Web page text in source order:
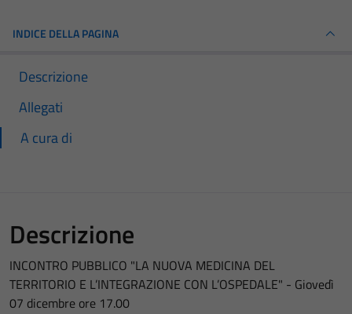
INDICE DELLA PAGINA
Descrizione
Allegati
A cura di
Descrizione
INCONTRO PUBBLICO "LA NUOVA MEDICINA DEL
TERRITORIO E L’INTEGRAZIONE CON L’OSPEDALE" - Giovedì
07 dicembre ore 17.00